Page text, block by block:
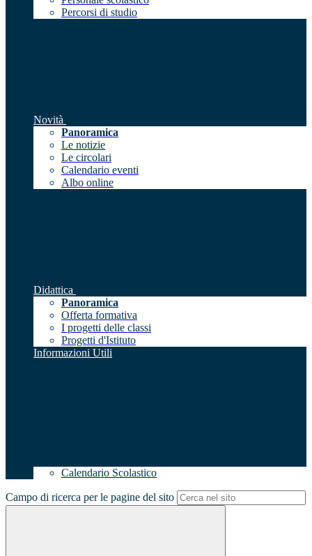
Percorsi di studio
Novità
Panoramica
Le notizie
Le circolari
Calendario eventi
Albo online
Didattica
Panoramica
Offerta formativa
I progetti delle classi
Progetti d'Istituto
Informazioni Utili
Calendario Scolastico
Campo di ricerca per le pagine del sito